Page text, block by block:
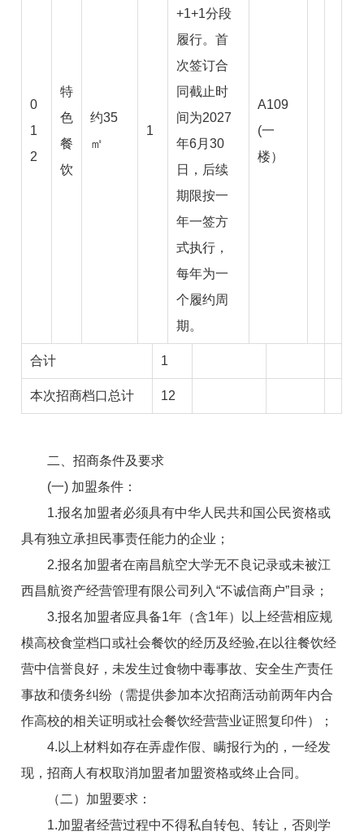
0
1
2
特
色
餐
饮
约35
㎡
1
+1+1分段
履行。首
次签订合
同截止时
间为2027
年6月30
日，后续
期限按一
年一签方
式执行，
每年为一
个履约周
期。
A109
(一
楼）
合计 1
本次招商档口总计 12
二、招商条件及要求
(一) 加盟条件：
1.报名加盟者必须具有中华人民共和国公民资格或
具有独立承担民事责任能力的企业；
2.报名加盟者在南昌航空大学无不良记录或未被江
西昌航资产经营管理有限公司列入“不诚信商户”目录；
3.报名加盟者应具备1年（含1年）以上经营相应规
模高校食堂档口或社会餐饮的经历及经验,在以往餐饮经
营中信誉良好，未发生过食物中毒事故、安全生产责任
事故和债务纠纷（需提供参加本次招商活动前两年内合
作高校的相关证明或社会餐饮经营营业证照复印件）；
4.以上材料如存在弄虚作假、瞒报行为的，一经发
现，招商人有权取消加盟者加盟资格或终止合同。
（二）加盟要求：
1.加盟者经营过程中不得私自转包、转让，否则学